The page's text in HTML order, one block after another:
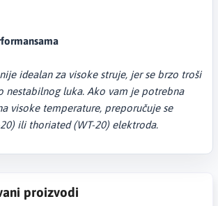
idealan za visoke struje, jer se brzo troši
nestabilnog luka. Ako vam je potrebna
visoke temperature, preporučuje se
ili thoriated (WT-20) elektroda.
proizvodi